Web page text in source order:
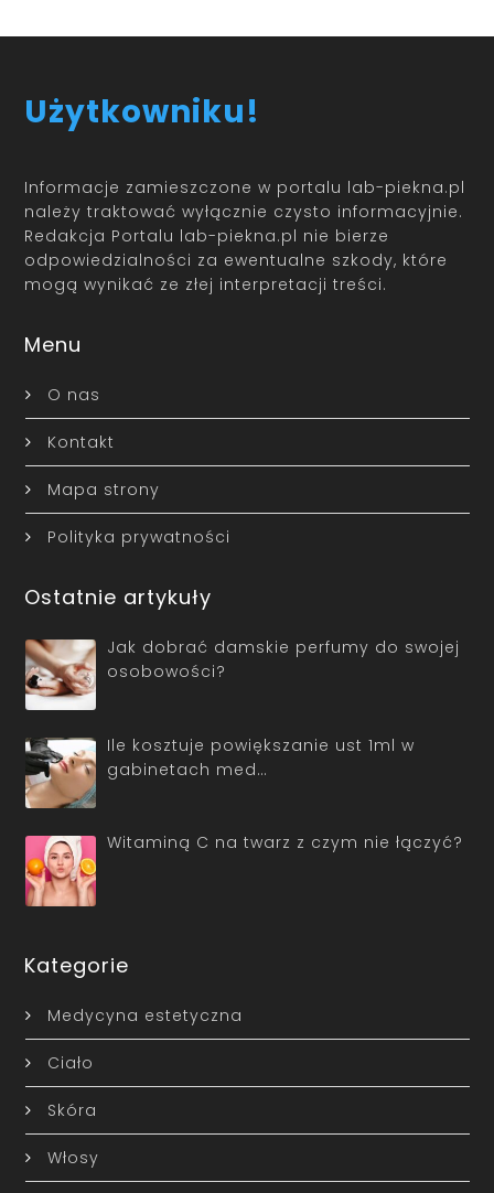
Użytkowniku!
Informacje zamieszczone w portalu lab-piekna.pl
należy traktować wyłącznie czysto informacyjnie.
Redakcja Portalu lab-piekna.pl nie bierze
odpowiedzialności za ewentualne szkody, które
mogą wynikać ze złej interpretacji treści.
Menu
O nas
Kontakt
Mapa strony
Polityka prywatności
Ostatnie artykuły
Jak dobrać damskie perfumy do swojej
osobowości?
Ile kosztuje powiększanie ust 1ml w
gabinetach med…
Witaminą C na twarz z czym nie łączyć?
Kategorie
Medycyna estetyczna
Ciało
Skóra
Włosy